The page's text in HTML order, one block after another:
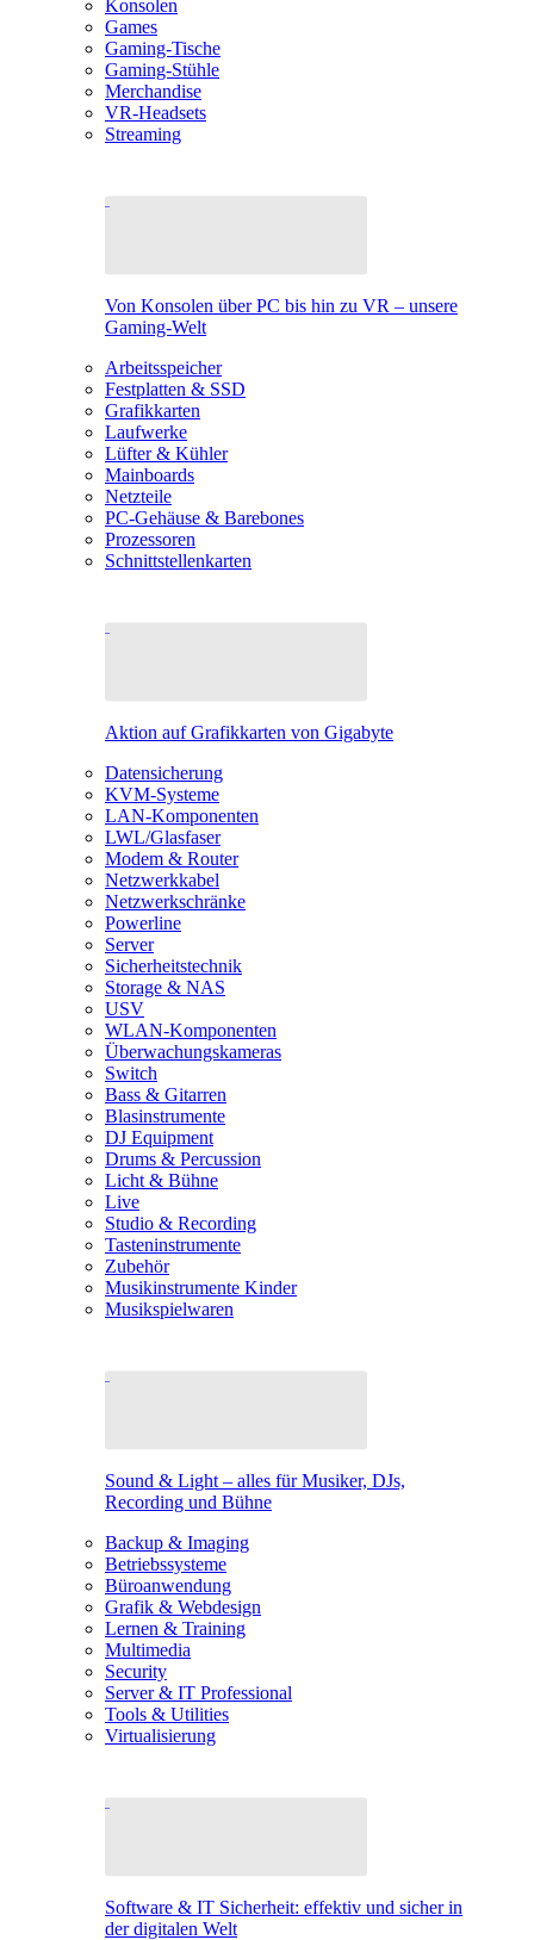
Konsolen
Games
Gaming-Tische
Gaming-Stühle
Merchandise
VR-Headsets
Streaming
Von Konsolen über PC bis hin zu VR – unsere
Gaming-Welt
Arbeitsspeicher
Festplatten & SSD
Grafikkarten
Laufwerke
Lüfter & Kühler
Mainboards
Netzteile
PC-Gehäuse & Barebones
Prozessoren
Schnittstellenkarten
Aktion auf Grafikkarten von Gigabyte
Datensicherung
KVM-Systeme
LAN-Komponenten
LWL/Glasfaser
Modem & Router
Netzwerkkabel
Netzwerkschränke
Powerline
Server
Sicherheitstechnik
Storage & NAS
USV
WLAN-Komponenten
Überwachungskameras
Switch
Bass & Gitarren
Blasinstrumente
DJ Equipment
Drums & Percussion
Licht & Bühne
Live
Studio & Recording
Tasteninstrumente
Zubehör
Musikinstrumente Kinder
Musikspielwaren
Sound & Light – alles für Musiker, DJs,
Recording und Bühne
Backup & Imaging
Betriebssysteme
Büroanwendung
Grafik & Webdesign
Lernen & Training
Multimedia
Security
Server & IT Professional
Tools & Utilities
Virtualisierung
Software & IT Sicherheit: effektiv und sicher in
der digitalen Welt